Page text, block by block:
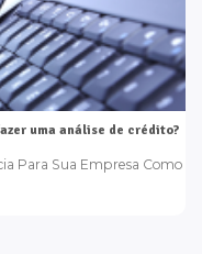
uma análise de crédito?
Para Sua Empresa Como